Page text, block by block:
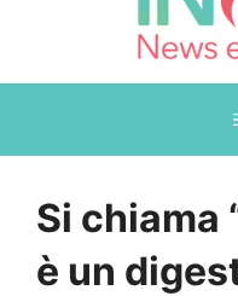
Si chiama
è un